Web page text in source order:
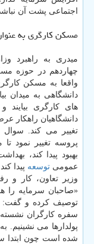
اجتماعی پشت آن
مسکن کارگری به
میدری به راهبرد
چهاردهم در حوزه
واقعا به مسکن
دانشگاهی به میدان
های کارگری بیایند
دانشگاهیان راهکار
تغییر می کند. سوال
پروسه تغییر نمود
بهبود پیدا کند،
عمومی توسعه پیدا
وزیر تعاون، کار و
«صاحبان سرمایه را
توصیف کرده و گفت:
سفره کارگران
پولدارها می نشینیم.
شده است چون ابتدا